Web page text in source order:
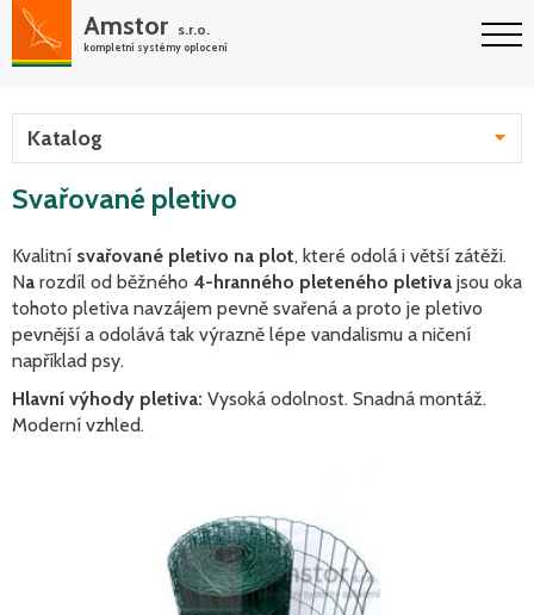
Amstor s.r.o.
kompletní systémy oplocení
Katalog
Svařované pletivo
Kvalitní svařované pletivo na plot, které odolá i větší zátěži.
Na rozdíl od běžného 4-hranného pleteného pletiva jsou oka
tohoto pletiva navzájem pevně svařená a proto je pletivo
pevnější a odolává tak výrazně lépe vandalismu a ničení
například psy.
Hlavní výhody pletiva: Vysoká odolnost. Snadná montáž.
Moderní vzhled.